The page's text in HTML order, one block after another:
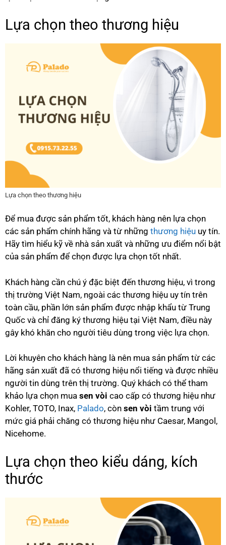
Lựa chọn theo thương hiệu
Lựa chọn theo thương hiệu
Để mua được sản phẩm tốt, khách hàng nên lựa chọn
các sản phẩm chính hãng và từ những thương hiệu uy tín.
Hãy tìm hiểu kỹ về nhà sản xuất và những ưu điểm nổi bật
của sản phẩm để chọn được lựa chọn tốt nhất.
Khách hàng cần chú ý đặc biệt đến thương hiệu, vì trong
thị trường Việt Nam, ngoài các thương hiệu uy tín trên
toàn cầu, phần lớn sản phẩm được nhập khẩu từ Trung
Quốc và chỉ đăng ký thương hiệu tại Việt Nam, điều này
gây khó khăn cho người tiêu dùng trong việc lựa chọn.
Lời khuyên cho khách hàng là nên mua sản phẩm từ các
hãng sản xuất đã có thương hiệu nổi tiếng và được nhiều
người tin dùng trên thị trường. Quý khách có thể tham
khảo lựa chọn mua sen vòi cao cấp có thương hiệu như
Kohler, TOTO, Inax, Palado, còn sen vòi tầm trung với
mức giá phải chăng có thương hiệu như Caesar, Mangol,
Nicehome.
Lựa chọn theo kiểu dáng, kích
thước